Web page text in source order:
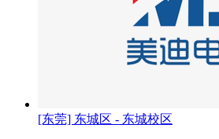
[东莞] 东城区 - 东城校区